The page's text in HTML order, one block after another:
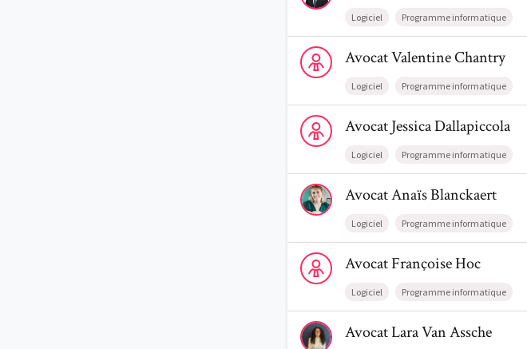
Logiciel Programme informatique
Voir le profil de AvocatValentine Chantry
AvocatValentineChantry
Logiciel Programme informatique
Voir le profil de AvocatJessica Dallapiccola
AvocatJessicaDallapiccola
Logiciel Programme informatique
Voir le profil de AvocatAnaïs Blanckaert
AvocatAnaïsBlanckaert
Logiciel Programme informatique
Voir le profil de AvocatFrançoise Hoc
AvocatFrançoiseHoc
Logiciel Programme informatique
Voir le profil de AvocatLara Van Assche
AvocatLaraVan Assche